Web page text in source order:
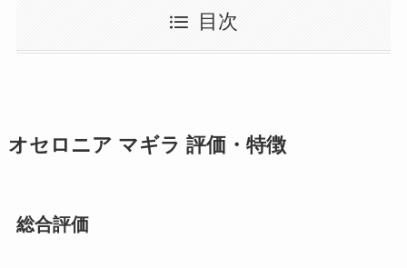
目次
オセロニア マギラ 評価・特徴
総合評価